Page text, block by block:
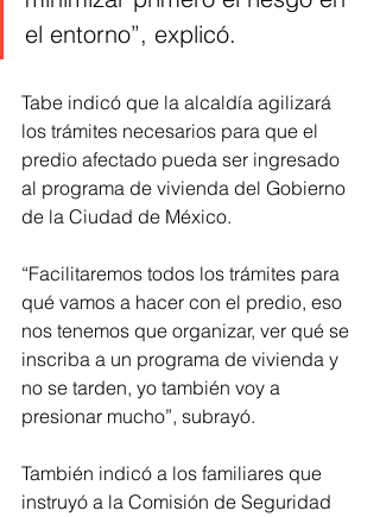
el entorno”, explicó.
Tabe indicó que la alcaldía agilizará
los trámites necesarios para que el
predio afectado pueda ser ingresado
al programa de vivienda del Gobierno
de la Ciudad de México.
“Facilitaremos todos los trámites para
qué vamos a hacer con el predio, eso
nos tenemos que organizar, ver qué se
inscriba a un programa de vivienda y
no se tarden, yo también voy a
presionar mucho”, subrayó.
También indicó a los familiares que
instruyó a la Comisión de Seguridad